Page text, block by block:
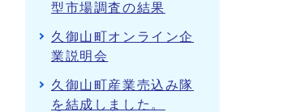
型市場調査の結果
久御山町オンライン企
業説明会
久御山町産業売込み隊
を結成しました。